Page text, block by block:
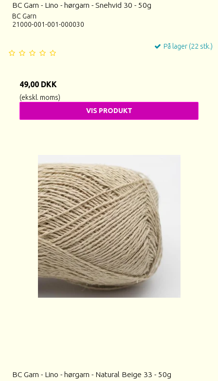
BC Garn - Lino - hørgarn - Snehvid 30 - 50g
BC Garn
21000-001-001-000030
På lager (22 stk.)
49,00 DKK
(ekskl. moms)
VIS PRODUKT
BC Garn - Lino - hørgarn - Natural Beige 33 - 50g